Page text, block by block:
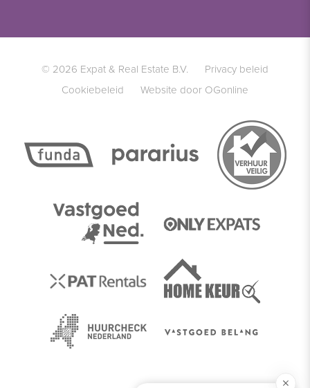
© 2026 Expat & Real Estate B.V.
Privacy beleid
Cookiebeleid
Website door OGonline